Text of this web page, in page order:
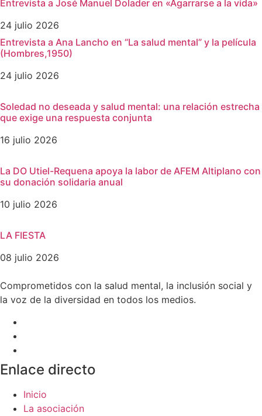
Entrevista a José Manuel Dolader en «Agarrarse a la vida»
24 julio 2026
Entrevista a Ana Lancho en “La salud mental” y la película
(Hombres,1950)
24 julio 2026
Soledad no deseada y salud mental: una relación estrecha
que exige una respuesta conjunta
16 julio 2026
La DO Utiel-Requena apoya la labor de AFEM Altiplano con
su donación solidaria anual
10 julio 2026
LA FIESTA
08 julio 2026
Comprometidos con la salud mental, la inclusión social y
la voz de la diversidad en todos los medios.
Enlace directo
Inicio
La asociación